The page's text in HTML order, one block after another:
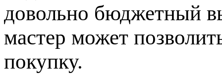
довольно бюджетный
мастер может
покупку.